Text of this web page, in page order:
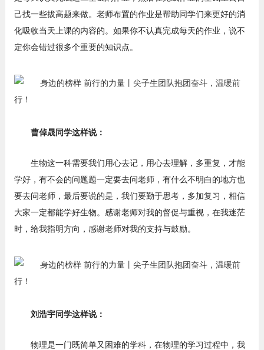
己找一些拔高题来做。老师布置的作业是帮助同学们来更好的消
化吸收当天上课的内容的。如果你不认真完成每天的作业，说不
定你会错过很多个重要的知识点。
曹倬晟同学这样说：
生物这一科需要我们用心去记，用心去理解，多重复，才能
学好，有不会的问题题一定要去问老师，有什么不明白的地方也
要去问老师，最后要说的是，我们要勤于思考，多加复习，相信
大家一定都能学好生物。感谢老师对我的督促与重视，在我迷茫
时，给我指明方向，感谢老师对我的支持与鼓励。
刘浩宇同学这样说：
物理是一门既简单又困难的学科，在物理的学习过程中，我